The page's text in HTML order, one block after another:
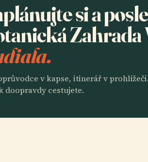
si a
v kapse, itinerář v
doopravdy cestujete.